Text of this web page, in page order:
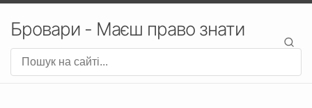
Бровари - Маєш право знати